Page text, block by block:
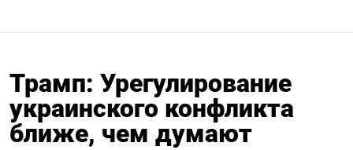
Трамп: Урегулирование
украинского конфликта
ближе, чем думают